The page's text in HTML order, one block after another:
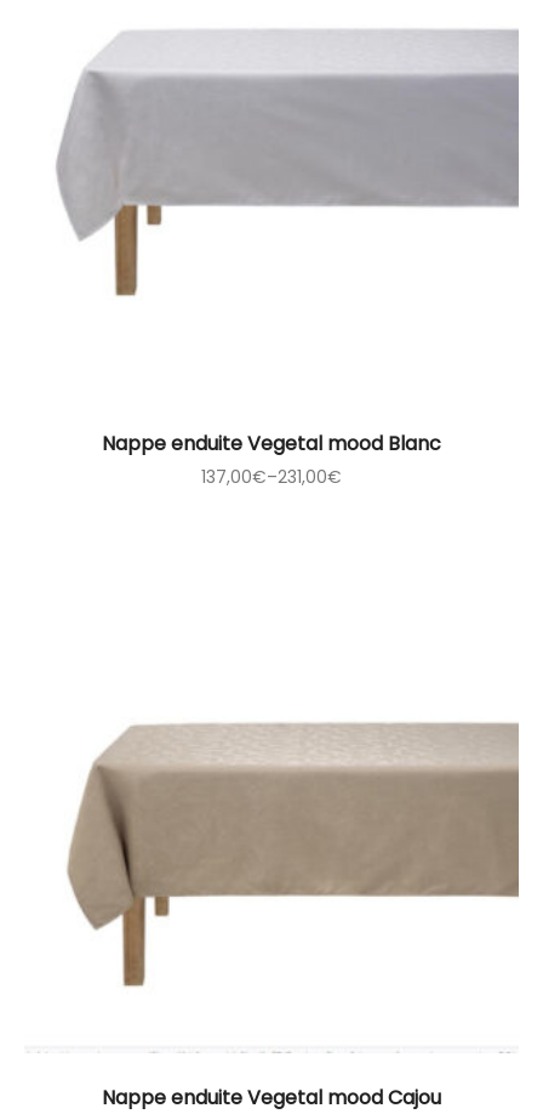
Nappe enduite Vegetal mood Blanc
137,00€–231,00€
Nappe enduite Vegetal mood Cajou